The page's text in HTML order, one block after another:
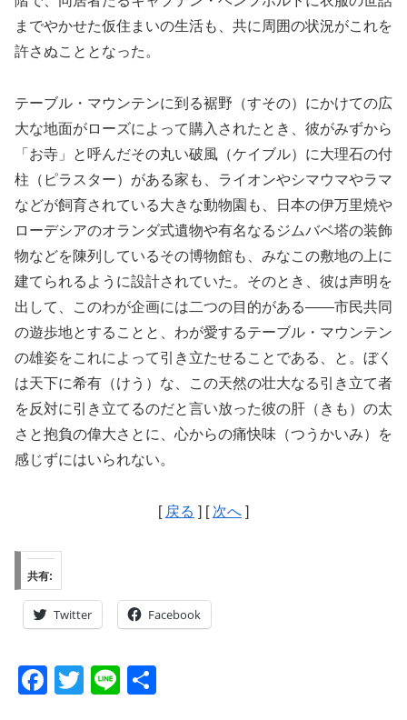
までやかせた仮住まいの生活も、共に周囲の状況がこれを
許さぬこととなった。
テーブル・マウンテンに到る裾野（すその）にかけての広
大な地面がローズによって購入されたとき、彼がみずから
「お寺」と呼んだその丸い破風（ケイブル）に大理石の付
柱（ピラスター）がある家も、ライオンやシマウマやラマ
などが飼育されている大きな動物園も、日本の伊万里焼や
ローデシアのオランダ式遺物や有名なるジムバベ塔の装飾
物などを陳列しているその博物館も、みなこの敷地の上に
建てられるように設計されていた。そのとき、彼は声明を
出して、このわが企画には二つの目的がある――市民共同
の遊歩地とすることと、わが愛するテーブル・マウンテン
の雄姿をこれによって引き立たせることである、と。ぼく
は天下に希有（けう）な、この天然の壮大なる引き立て者
を反対に引き立てるのだと言い放った彼の肝（きも）の太
さと抱負の偉大さとに、心からの痛快味（つうかいみ）を
感じずにはいられない。
[ 戻る ] [ 次へ ]
共有:
Twitter Facebook
F
T
Li